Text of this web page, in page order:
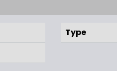
Type